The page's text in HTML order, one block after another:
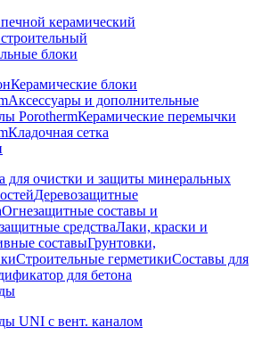
керамический
блоки
Керамические блоки
Аксессуары и дополнительные
PorothermКерамические перемычки
Кладочная сетка
для очистки и защиты минеральных
Деревозащитные
Огнезащитные составы и
средстваЛаки, краски и
составыГрунтовки,
Строительные герметикиСоставы для
для бетона
UNI с вент. каналом